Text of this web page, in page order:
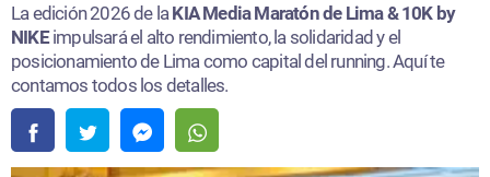
La edición 2026 de la KIA Media Maratón de Lima & 10K by
NIKEimpulsará el alto rendimiento, la solidaridad y el
posicionamiento de Lima como capital del running. Aquí te
contamos todos los detalles.